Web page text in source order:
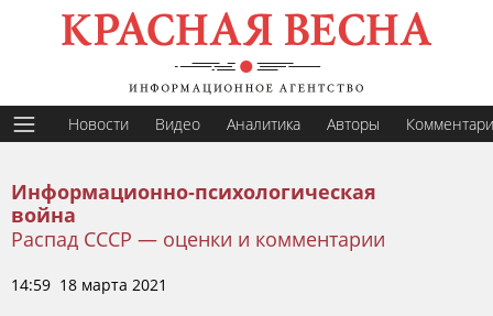
Новости Видео Аналитика Авторы
Информационно-психологическая
война
Распад СССР — оценки и комментарии
14:59 18 марта 2021